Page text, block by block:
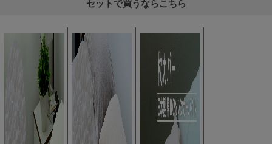
セットで買うならこちら